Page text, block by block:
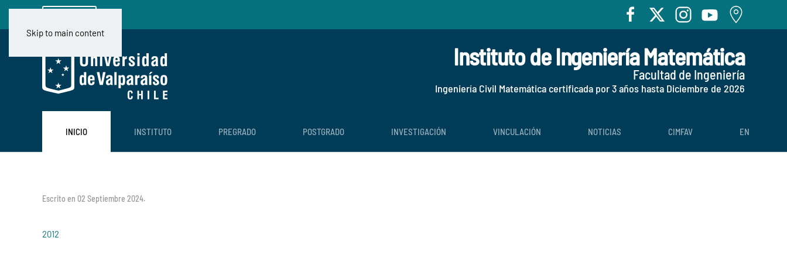
Skip to main content
Instituto de Ingeniería Matemática
Facultad de Ingeniería
Ingeniería Civil Matemática certificada por 3 años hasta Diciembre de 2026
INICIO INSTITUTO PREGRADO POSTGRADO INVESTIGACIÓN VINCULACIÓN NOTICIAS CIMFAV EN
Escrito en 02 Septiembre 2024.
2012